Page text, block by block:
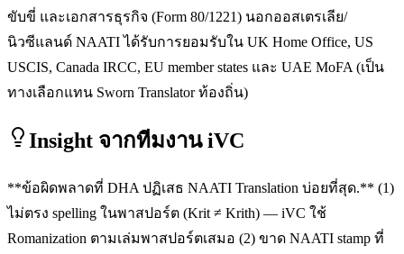
ขับขี่ และเอกสารธุรกิจ (Form 80/1221) นอกออสเตรเลีย/
นิวซีแลนด์ NAATI ได้รับการยอมรับใน UK Home Office, US
USCIS, Canada IRCC, EU member states และ UAE MoFA (เป็น
ทางเลือกแทน Sworn Translator ท้องถิ่น)
Insight จากทีมงาน iVC
**ข้อผิดพลาดที่ DHA ปฏิเสธ NAATI Translation บ่อยที่สุด.** (1)
ไม่ตรง spelling ในพาสปอร์ต (Krit ≠ Krith) — iVC ใช้
Romanization ตามเล่มพาสปอร์ตเสมอ (2) ขาด NAATI stamp ที่